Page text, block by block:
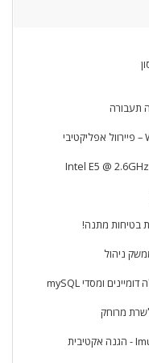
תעבורה
– פיירוול אפליקטיבי
בטיחות מתנה!
ניהול
דומיינים ומסדי mySQL
לשרת מרוחק
- הגנה אקטיבית